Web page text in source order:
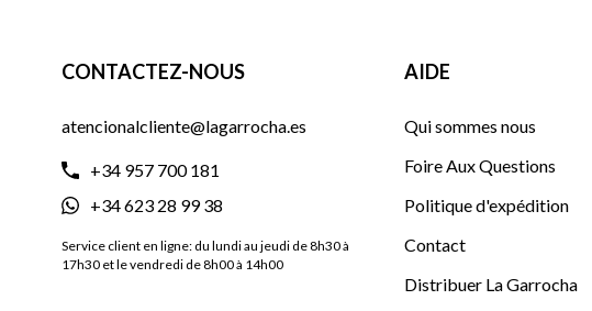
CONTACTEZ-NOUS
atencionalcliente@lagarrocha.es
+34 957 700 181
+34 623 28 99 38
Service client en ligne: du lundi au jeudi de 8h30 à
17h30 et le vendredi de 8h00 à 14h00
AIDE
Qui sommes nous
Foire Aux Questions
Politique d'expédition
Contact
Distribuer La Garrocha